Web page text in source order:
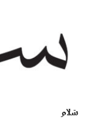
سَلام